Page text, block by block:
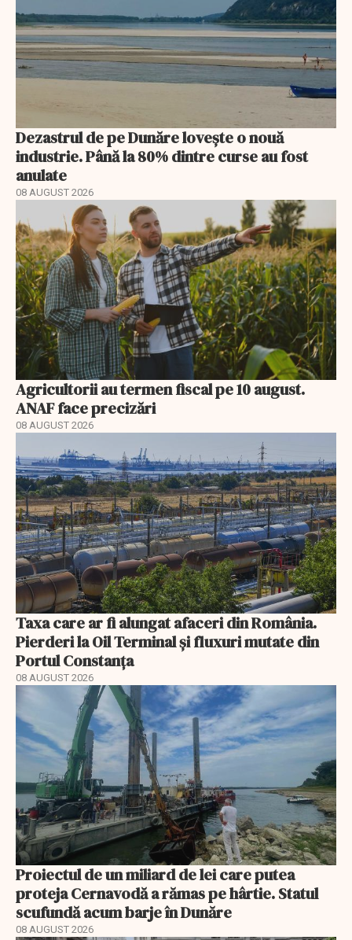
Dezastrul de pe Dunăre lovește o nouă
industrie. Până la 80% dintre curse au fost
anulate
08 AUGUST 2026
Agricultorii au termen fiscal pe 10 august.
ANAF face precizări
08 AUGUST 2026
Taxa care ar fi alungat afaceri din România.
Pierderi la Oil Terminal și fluxuri mutate din
Portul Constanța
08 AUGUST 2026
Proiectul de un miliard de lei care putea
proteja Cernavodă a rămas pe hârtie. Statul
scufundă acum barje în Dunăre
08 AUGUST 2026